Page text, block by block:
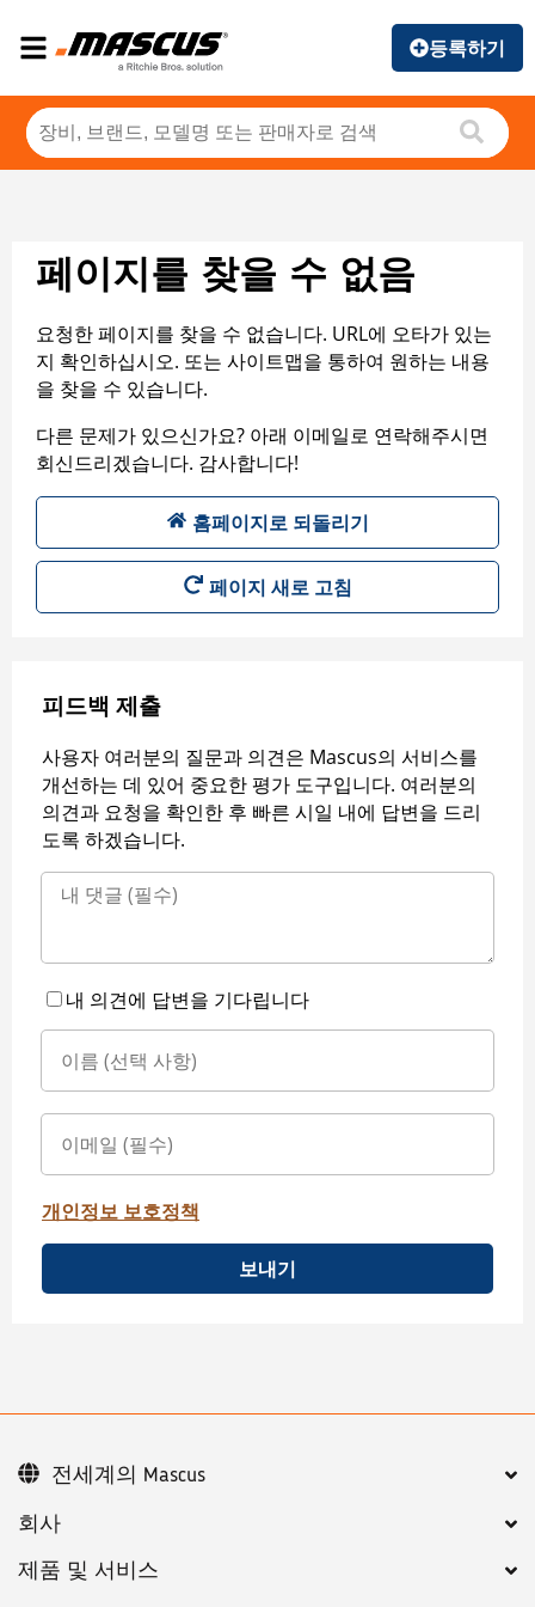
등록하기
페이지를 찾을 수 없음
요청한 페이지를 찾을 수 없습니다. URL에 오타가 있는
지 확인하십시오. 또는 사이트맵을 통하여 원하는 내용
을 찾을 수 있습니다.
다른 문제가 있으신가요? 아래 이메일로 연락해주시면
회신드리겠습니다. 감사합니다!
홈페이지로 되돌리기
페이지 새로 고침
피드백 제출
사용자 여러분의 질문과 의견은 Mascus의 서비스를
개선하는 데 있어 중요한 평가 도구입니다. 여러분의
의견과 요청을 확인한 후 빠른 시일 내에 답변을 드리
도록 하겠습니다.
내 의견에 답변을 기다립니다
개인정보 보호정책
보내기
회사
제품 및 서비스
전세계의 Mascus